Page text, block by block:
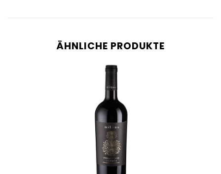
ÄHNLICHE PRODUKTE